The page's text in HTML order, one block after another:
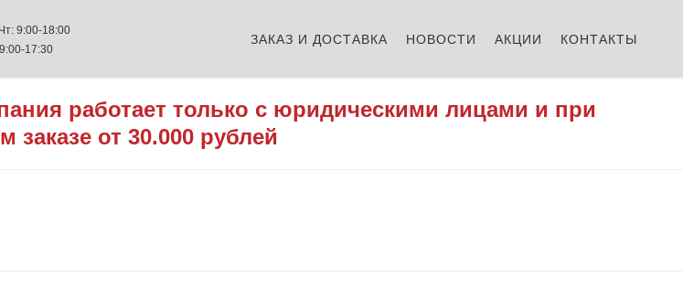
9:00-18:00
17:30
ЗАКАЗ И ДОСТАВКА НОВОСТИ АКЦИИ КОНТАКТЫ
работает только с юридическими лицами и при
от 30.000 рублей